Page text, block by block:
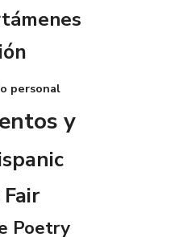
personal
y
Poetry